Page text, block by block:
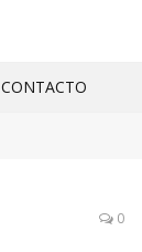
CONTACTO
0